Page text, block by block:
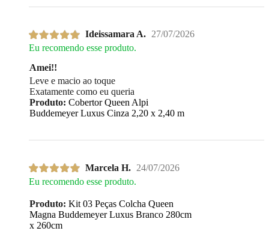
Ideissamara A. 27/07/2026
Eu recomendo esse produto.
Amei!!
Leve e macio ao toque
Exatamente como eu queria
Produto: Cobertor Queen Alpi
Buddemeyer Luxus Cinza 2,20 x 2,40 m
Marcela H. 24/07/2026
Eu recomendo esse produto.
Produto: Kit 03 Peças Colcha Queen
Magna Buddemeyer Luxus Branco 280cm
x 260cm